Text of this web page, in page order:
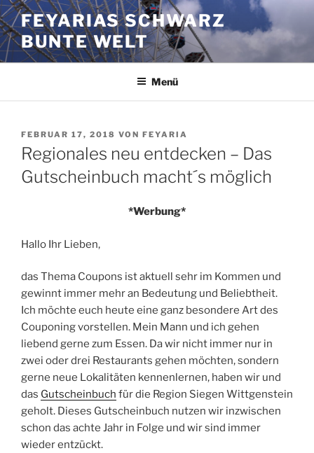
Zum
Inhalt
springen
FEYARIAS SCHWARZ
BUNTE WELT
Menü
VERÖFFENTLICHT
AM
FEBRUAR 17, 2018 VON FEYARIA
Regionales neu entdecken – Das
Gutscheinbuch macht´s möglich
*Werbung*
Hallo Ihr Lieben,
das Thema Coupons ist aktuell sehr im Kommen und
gewinnt immer mehr an Bedeutung und Beliebtheit.
Ich möchte euch heute eine ganz besondere Art des
Couponing vorstellen. Mein Mann und ich gehen
liebend gerne zum Essen. Da wir nicht immer nur in
zwei oder drei Restaurants gehen möchten, sondern
gerne neue Lokalitäten kennenlernen, haben wir und
das Gutscheinbuch für die Region Siegen Wittgenstein
geholt. Dieses Gutscheinbuch nutzen wir inzwischen
schon das achte Jahr in Folge und wir sind immer
wieder entzückt.